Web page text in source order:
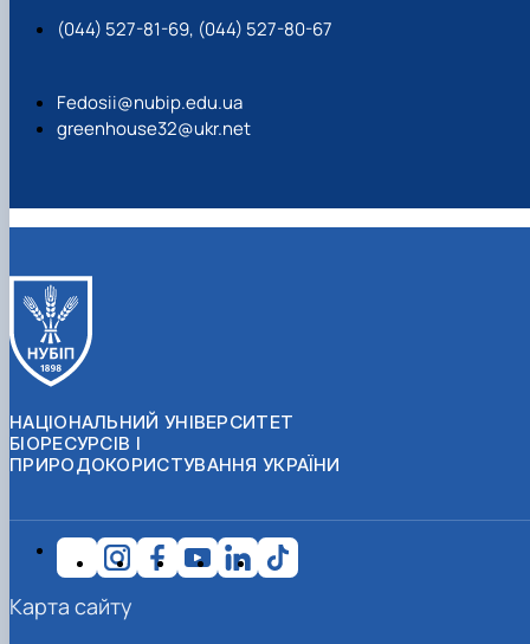
(044) 527-81-69, (044) 527-80-67
Fedosii@nubip.edu.ua
greenhouse32@ukr.net
НАЦІОНАЛЬНИЙ УНІВЕРСИТЕТ
БІОРЕСУРСІВ І
ПРИРОДОКОРИСТУВАННЯ УКРАЇНИ
Карта сайту